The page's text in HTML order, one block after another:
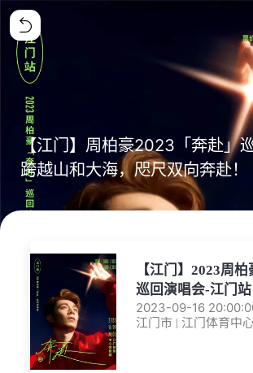
【江门】周柏豪2023「奔赴」
跨越山和大海，咫尺双向奔赴！
【江门】2023周柏
巡回演唱会-江门站
2023-09-16
江门市 | 江门体育中